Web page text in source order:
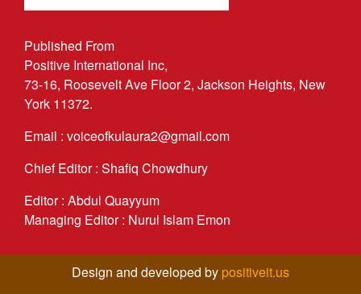
Published From
Positive International Inc,
73-16, Roosevelt Ave Floor 2, Jackson Heights, New
York 11372.
Email : voiceofkulaura2@gmail.com
Chief Editor : Shafiq Chowdhury
Editor : Abdul Quayyum
Managing Editor : Nurul Islam Emon
Design and developed by positiveit.us